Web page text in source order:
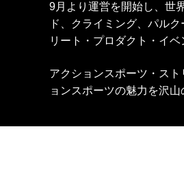
9月より運営を開始し、世
ド、クライミング、パル
リート・プロダクト・イ
アクションスポーツ・ス
ョンスポーツの魅力を沢山